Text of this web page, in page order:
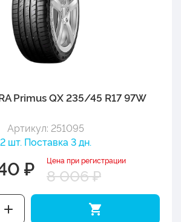
Primus QX 235/45 R17 97W
Артикул: 251095
2 шт. Поставка 3 дн.
₽ Цена при регистрации
8 006 ₽